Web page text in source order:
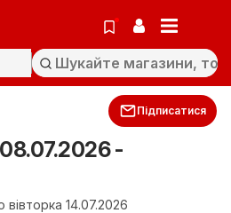
Підписатися
-
14.07.2026